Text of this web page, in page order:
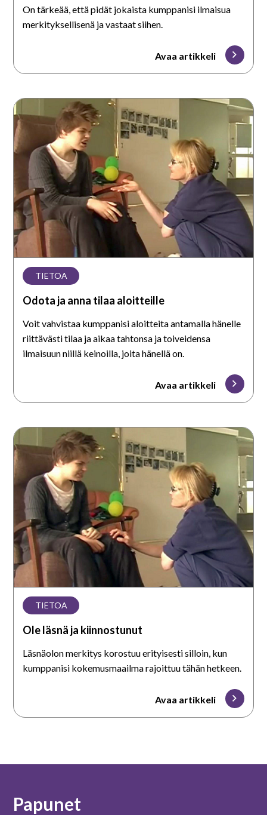
On tärkeää, että pidät jokaista kumppanisi ilmaisua
merkityksellisenä ja vastaat siihen.
Avaa artikkeli
Odota
ja
anna
tilaa
aloitteille
TIETOA
Odota ja anna tilaa aloitteille
Voit vahvistaa kumppanisi aloitteita antamalla hänelle
riittävästi tilaa ja aikaa tahtonsa ja toiveidensa
ilmaisuun niillä keinoilla, joita hänellä on.
Avaa artikkeli
Ole
läsnä
ja
kiinnostunut
TIETOA
Ole läsnä ja kiinnostunut
Läsnäolon merkitys korostuu erityisesti silloin, kun
kumppanisi kokemusmaailma rajoittuu tähän hetkeen.
Avaa artikkeli
Papunet